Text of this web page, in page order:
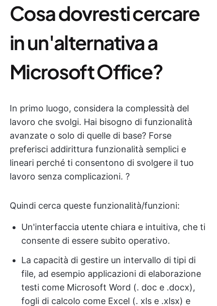
Cosa dovresti cercare
in un'alternativa a
Microsoft Office?
In primo luogo, considera la complessità del
lavoro che svolgi. Hai bisogno di funzionalità
avanzate o solo di quelle di base? Forse
preferisci addirittura funzionalità semplici e
lineari perché ti consentono di svolgere il tuo
lavoro senza complicazioni. ?️
Quindi cerca queste funzionalità/funzioni:
Un'interfaccia utente chiara e intuitiva, che ti
consente di essere subito operativo.
La capacità di gestire un intervallo di tipi di
file, ad esempio applicazioni di elaborazione
testi come Microsoft Word (. doc e .docx),
fogli di calcolo come Excel (. xls e .xlsx) e